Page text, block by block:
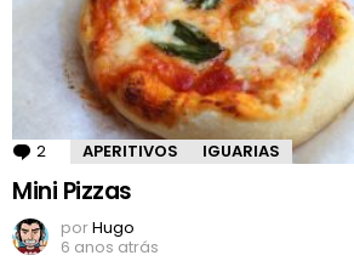
2 Comentários
APERITIVOS IGUARIAS
Mini Pizzas
porHugo
6 anos atrás